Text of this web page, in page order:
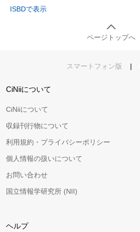
ISBDで表示
ページトップへ
スマートフォン版 |
CiNiiについて
CiNiiについて
収録刊行物について
利用規約・プライバシーポリシー
個人情報の扱いについて
お問い合わせ
国立情報学研究所 (NII)
ヘルプ